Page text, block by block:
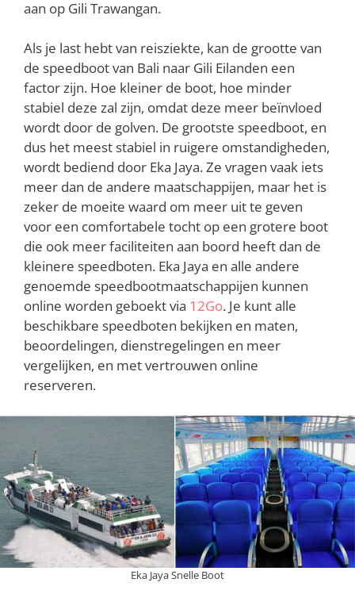
aan op Gili Trawangan.
Als je last hebt van reisziekte, kan de grootte van
de speedboot van Bali naar Gili Eilanden een
factor zijn. Hoe kleiner de boot, hoe minder
stabiel deze zal zijn, omdat deze meer beïnvloed
wordt door de golven. De grootste speedboot, en
dus het meest stabiel in ruigere omstandigheden,
wordt bediend door Eka Jaya. Ze vragen vaak iets
meer dan de andere maatschappijen, maar het is
zeker de moeite waard om meer uit te geven
voor een comfortabele tocht op een grotere boot
die ook meer faciliteiten aan boord heeft dan de
kleinere speedboten. Eka Jaya en alle andere
genoemde speedbootmaatschappijen kunnen
online worden geboekt via 12Go. Je kunt alle
beschikbare speedboten bekijken en maten,
beoordelingen, dienstregelingen en meer
vergelijken, en met vertrouwen online
reserveren.
Eka Jaya Snelle Boot